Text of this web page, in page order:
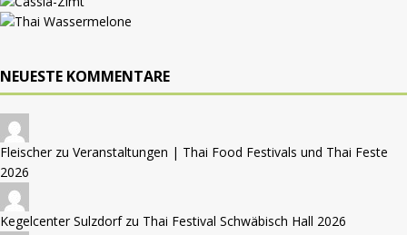
NEUESTE KOMMENTARE
Fleischer zu Veranstaltungen | Thai Food Festivals und Thai Feste
2026
Kegelcenter Sulzdorf zu Thai Festival Schwäbisch Hall 2026